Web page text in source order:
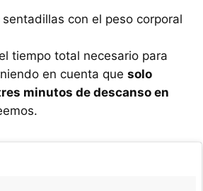
sentadillas con el peso corporal
tiempo total necesario para
en cuenta que solo
minutos de descanso en